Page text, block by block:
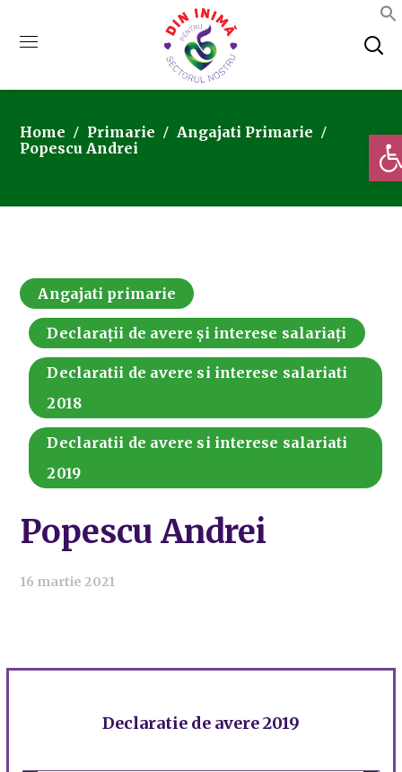
Home Primarie
Angajati Primarie
Popescu Andrei
Angajati primarie
Declarații de avere și interese salariați
Declaratii de avere si interese salariati
2018
Declaratii de avere si interese salariati
2019
Popescu Andrei
16 martie 2021
Declaratie de avere 2019